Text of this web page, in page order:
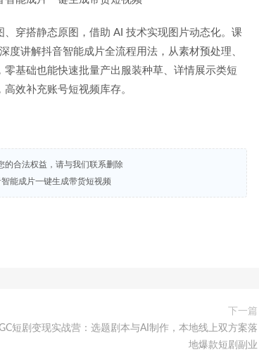
穿搭静态原图，借助 AI 技术实现图片动态化。课
讲解抖音智能成片全流程用法，从素材预处理、
基础也能快速批量产出服装种草、详情展示类短
效补充账号短视频库存。
的合法权益，请与我们联系删除
能成片一键生成带货短视频
下一篇
短剧变现实战营：选题剧本与AI制作，本地线上双方案落
地爆款短剧副业